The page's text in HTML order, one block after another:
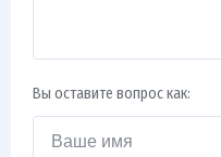
Вы оставите вопрос как: